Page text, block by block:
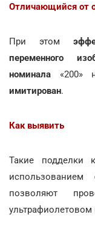
Отличающийся от
При этом
переменного
номинала «200»
имитирован.
Как выявить
Такие подделки
использованием
позволяют
ультрафиолетовом